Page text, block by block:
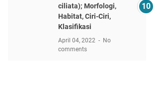
ciliata); Morfologi,
Habitat, Ciri-Ciri,
Klasifikasi
April 04, 2022
No
comments